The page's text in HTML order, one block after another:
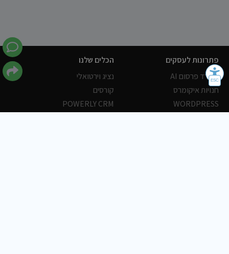
פתרונות לעסקים
משרד פרסום AI
חנויות איקומרס
WORDPRESS
הכלים שלנו
נציג וירטואלי
קורסים
POWERLY CRM